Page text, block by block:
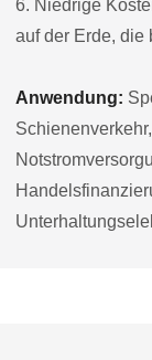
6. Niedrige
auf der Erde, die
Anwendung: